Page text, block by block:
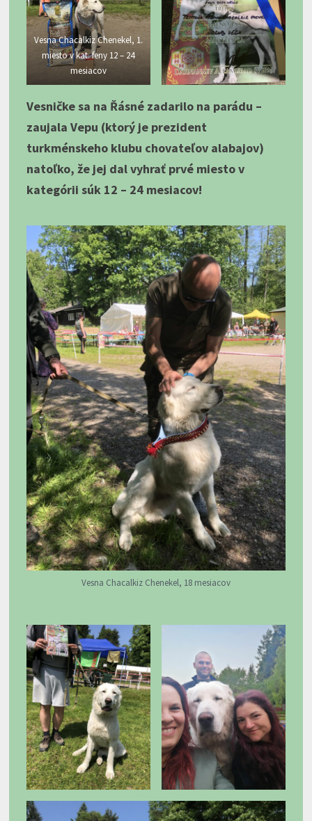
Vesna Chacalkiz Chenekel, 1.
miesto v kat. feny 12 – 24
mesiacov
Vesničke sa na Řásné zadarilo na parádu –
zaujala Vepu (ktorý je prezident
turkménskeho klubu chovateľov alabajov)
natoľko, že jej dal vyhrať prvé miesto v
kategórii súk 12 – 24 mesiacov!
Vesna Chacalkiz Chenekel, 18 mesiacov